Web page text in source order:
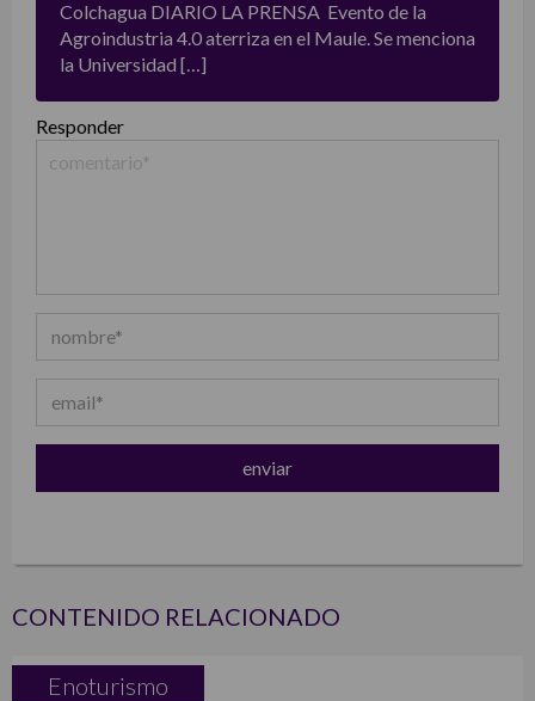
Colchagua DIARIO LA PRENSA Evento de la
Agroindustria 4.0 aterriza en el Maule. Se menciona
la Universidad […]
Responder
CONTENIDO RELACIONADO
Enoturismo